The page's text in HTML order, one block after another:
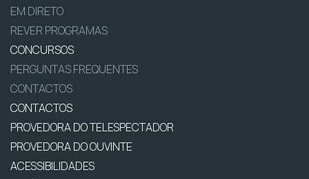
EM DIRETO
REVER PROGRAMAS
CONCURSOS
PERGUNTAS FREQUENTES
CONTACTOS
CONTACTOS
PROVEDORA DO TELESPECTADOR
PROVEDORA DO OUVINTE
ACESSIBILIDADES